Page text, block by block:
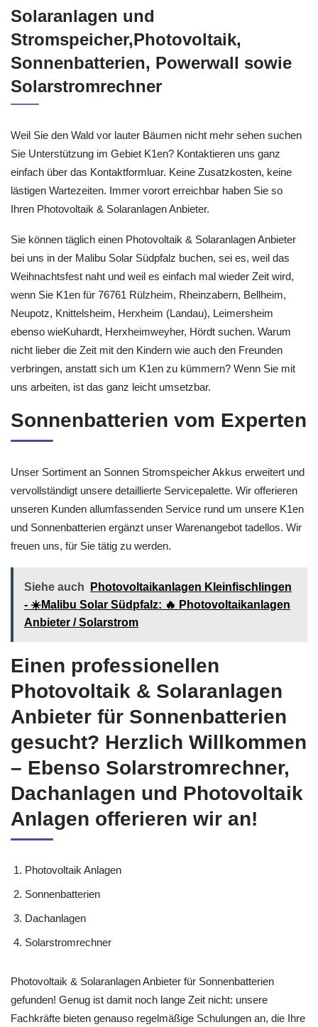
Solaranlagen und
Stromspeicher,Photovoltaik,
Sonnenbatterien, Powerwall sowie
Solarstromrechner
Weil Sie den Wald vor lauter Bäumen nicht mehr sehen suchen
Sie Unterstützung im Gebiet K1en? Kontaktieren uns ganz
einfach über das Kontaktformluar. Keine Zusatzkosten, keine
lästigen Wartezeiten. Immer vorort erreichbar haben Sie so
Ihren Photovoltaik & Solaranlagen Anbieter.
Sie können täglich einen Photovoltaik & Solaranlagen Anbieter
bei uns in der Malibu Solar Südpfalz buchen, sei es, weil das
Weihnachtsfest naht und weil es einfach mal wieder Zeit wird,
wenn Sie K1en für 76761 Rülzheim, Rheinzabern, Bellheim,
Neupotz, Knittelsheim, Herxheim (Landau), Leimersheim
ebenso wieKuhardt, Herxheimweyher, Hördt suchen. Warum
nicht lieber die Zeit mit den Kindern wie auch den Freunden
verbringen, anstatt sich um K1en zu kümmern? Wenn Sie mit
uns arbeiten, ist das ganz leicht umsetzbar.
Sonnenbatterien vom Experten
Unser Sortiment an Sonnen Stromspeicher Akkus erweitert und
vervollständigt unsere detaillierte Servicepalette. Wir offerieren
unseren Kunden allumfassenden Service rund um unsere K1en
und Sonnenbatterien ergänzt unser Warenangebot tadellos. Wir
freuen uns, für Sie tätig zu werden.
Siehe auch
Photovoltaikanlagen Kleinfischlingen
- ☀️Malibu Solar Südpfalz: 🔥 Photovoltaikanlagen
Anbieter / Solarstrom
Einen professionellen
Photovoltaik & Solaranlagen
Anbieter für Sonnenbatterien
gesucht? Herzlich Willkommen
– Ebenso Solarstromrechner,
Dachanlagen und Photovoltaik
Anlagen offerieren wir an!
Photovoltaik Anlagen
Sonnenbatterien
Dachanlagen
Solarstromrechner
Photovoltaik & Solaranlagen Anbieter für Sonnenbatterien
gefunden! Genug ist damit noch lange Zeit nicht: unsere
Fachkräfte bieten genauso regelmäßige Schulungen an, die Ihre